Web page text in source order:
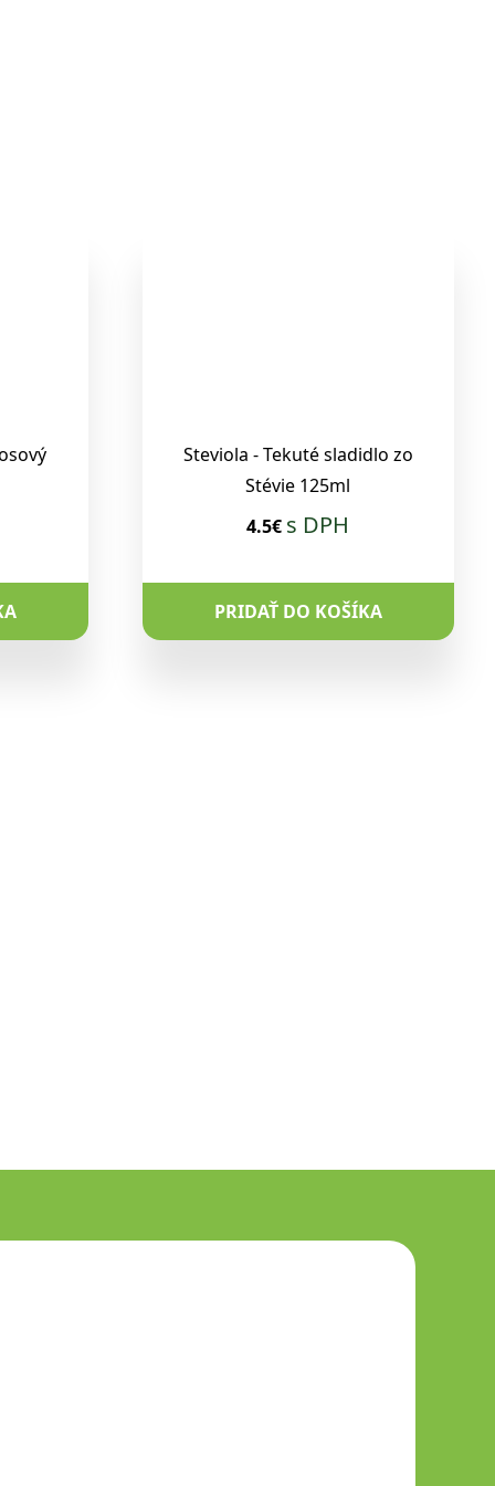
Steviola - Tekuté sladidlo zo
Stévie 125ml
4.5€ s DPH
PRIDAŤ DO KOŠÍKA